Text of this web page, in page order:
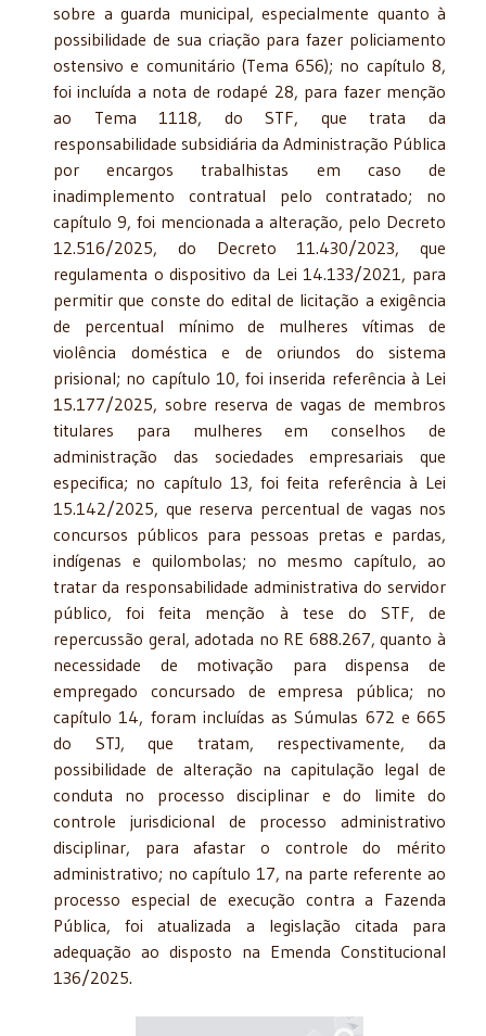
sobre a guarda municipal, especialmente quanto à
possibilidade de sua criação para fazer policiamento
ostensivo e comunitário (Tema 656); no capítulo 8,
foi incluída a nota de rodapé 28, para fazer menção
ao Tema 1118, do STF, que trata da
responsabilidade subsidiária da Administração Pública
por encargos trabalhistas em caso de
inadimplemento contratual pelo contratado; no
capítulo 9, foi mencionada a alteração, pelo Decreto
12.516/2025, do Decreto 11.430/2023, que
regulamenta o dispositivo da Lei 14.133/2021, para
permitir que conste do edital de licitação a exigência
de percentual mínimo de mulheres vítimas de
violência doméstica e de oriundos do sistema
prisional; no capítulo 10, foi inserida referência à Lei
15.177/2025, sobre reserva de vagas de membros
titulares para mulheres em conselhos de
administração das sociedades empresariais que
especifica; no capítulo 13, foi feita referência à Lei
15.142/2025, que reserva percentual de vagas nos
concursos públicos para pessoas pretas e pardas,
indígenas e quilombolas; no mesmo capítulo, ao
tratar da responsabilidade administrativa do servidor
público, foi feita menção à tese do STF, de
repercussão geral, adotada no RE 688.267, quanto à
necessidade de motivação para dispensa de
empregado concursado de empresa pública; no
capítulo 14, foram incluídas as Súmulas 672 e 665
do STJ, que tratam, respectivamente, da
possibilidade de alteração na capitulação legal de
conduta no processo disciplinar e do limite do
controle jurisdicional de processo administrativo
disciplinar, para afastar o controle do mérito
administrativo; no capítulo 17, na parte referente ao
processo especial de execução contra a Fazenda
Pública, foi atualizada a legislação citada para
adequação ao disposto na Emenda Constitucional
136/2025.